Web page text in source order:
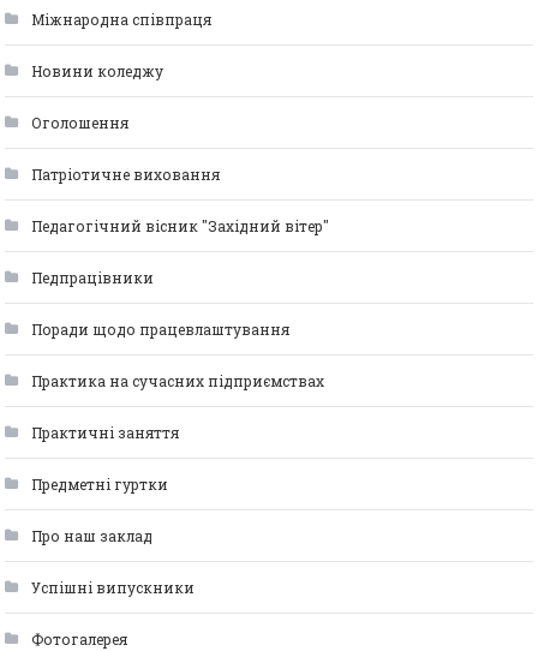
Міжнародна співпраця
Новини коледжу
Оголошення
Патріотичне виховання
Педагогічний вісник "Західний вітер"
Педпрацівники
Поради щодо працевлаштування
Практика на сучасних підприємствах
Практичні заняття
Предметні гуртки
Про наш заклад
Успішні випускники
Фотогалерея